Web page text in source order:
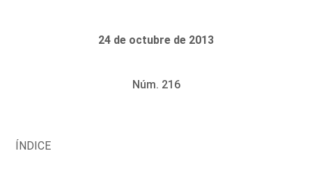
24 de octubre de 2013
Núm. 216
ÍNDICE